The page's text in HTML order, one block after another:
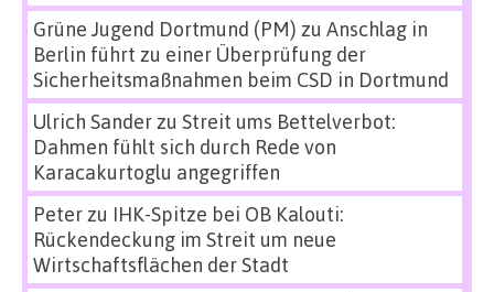
Grüne Jugend Dortmund (PM) zu Anschlag in
Berlin führt zu einer Überprüfung der
Sicherheitsmaßnahmen beim CSD in Dortmund
Ulrich Sanderzu Streit ums Bettelverbot:
Dahmen fühlt sich durch Rede von
Karacakurtoglu angegriffen
Peterzu IHK-Spitze bei OB Kalouti:
Rückendeckung im Streit um neue
Wirtschaftsflächen der Stadt